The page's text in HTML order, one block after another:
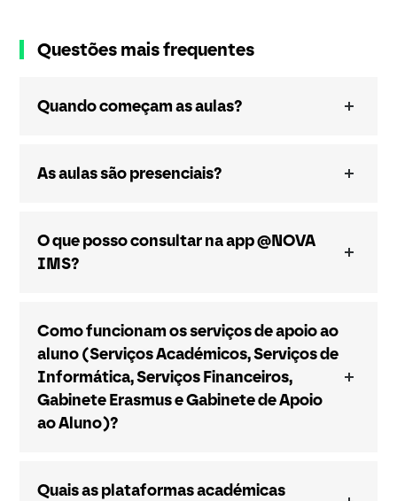
Questões mais frequentes
Quando começam as aulas?
As aulas são presenciais?
O que posso consultar na app @NOVA
IMS?
Como funcionam os serviços de apoio ao
aluno (Serviços Académicos, Serviços de
Informática, Serviços Financeiros,
Gabinete Erasmus e Gabinete de Apoio
ao Aluno)?
Quais as plataformas académicas